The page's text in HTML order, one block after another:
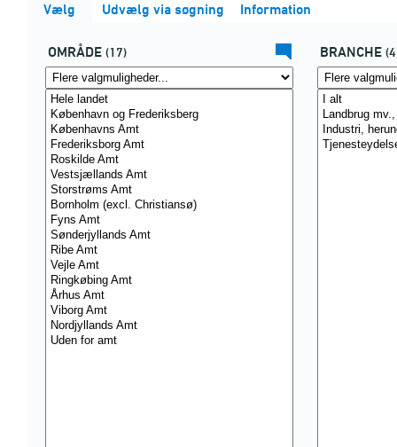
Vælg Udvælg via søgning Information
OMRÅDE (17) BRANCHE